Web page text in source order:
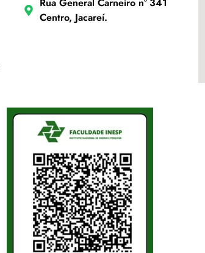
Rua General Carneiro nº 341
Centro, Jacareí.